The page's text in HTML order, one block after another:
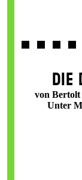
DIE
von
Unter